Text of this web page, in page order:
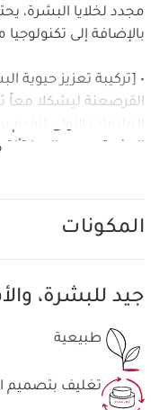
بالإضافة إلى تكنولوجيا
• [تركيبة تعزيز حيوية
القرصعنة ليشكلا معاً
العلامات الأولى
البشرة ويعيد إليها
النتيجة: تبدو البشرة
ومشرقة عند
المكونات
جيد للبشرة،
طبيعية
تغليف بتصميم